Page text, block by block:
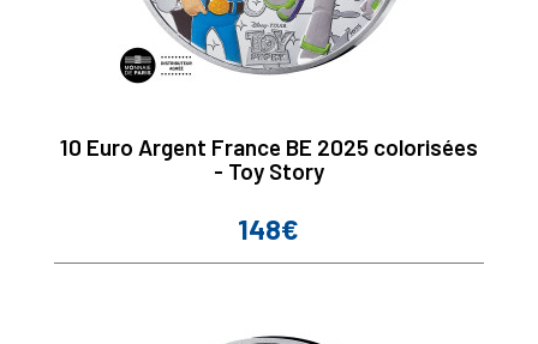
10 Euro Argent France BE 2025 colorisées
- Toy Story
Prix
148€